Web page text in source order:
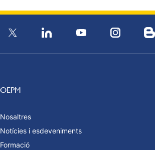
OEPM
Nosaltres
Notícies i esdeveniments
Formació